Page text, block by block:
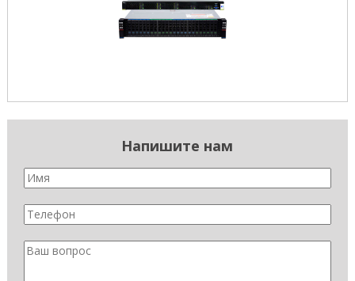
Напишите нам